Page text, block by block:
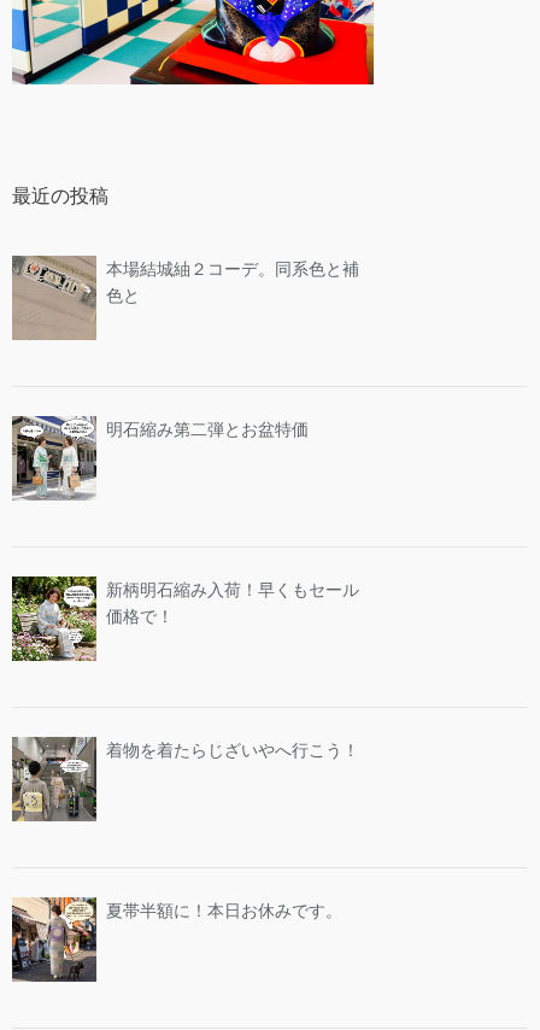
最近の投稿
本場結城紬２コーデ。同系色と補
色と
明石縮み第二弾とお盆特価
新柄明石縮み入荷！早くもセール
価格で！
着物を着たらじざいやへ行こう！
夏帯半額に！本日お休みです。